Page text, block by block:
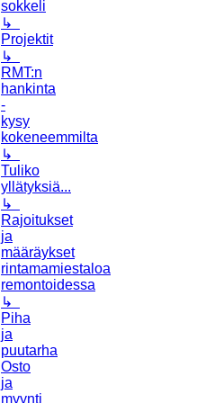
sokkeli
↳
Projektit
↳
RMT:n
hankinta
-
kysy
kokeneemmilta
↳
Tuliko
yllätyksiä...
↳
Rajoitukset
ja
määräykset
rintamamiestaloa
remontoidessa
↳
Piha
ja
puutarha
Osto
ja
myynti